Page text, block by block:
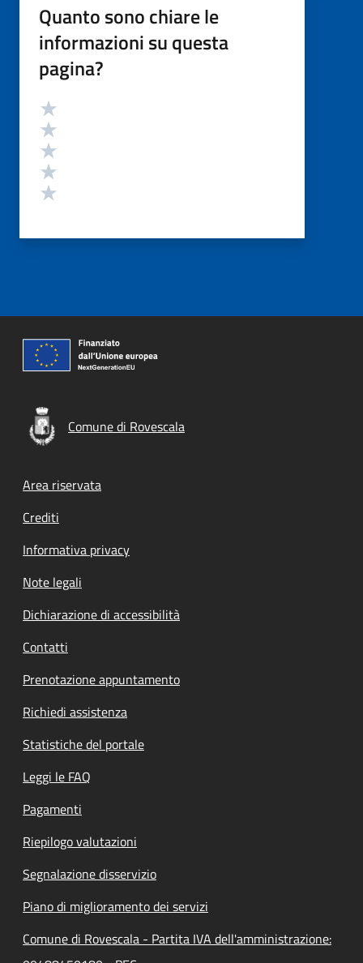
Quanto sono chiare le
informazioni su questa
pagina?
Valutazione
Comune di Rovescala
Footer menu
Area riservata
Crediti
Informativa privacy
Note legali
Dichiarazione di accessibilità
Contatti
Prenotazione appuntamento
Richiedi assistenza
Statistiche del portale
Leggi le FAQ
Pagamenti
Riepilogo valutazioni
Segnalazione disservizio
Piano di miglioramento dei servizi
Comune di Rovescala - Partita IVA dell'amministrazione: